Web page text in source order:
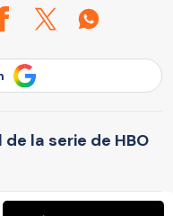
la serie de HBO